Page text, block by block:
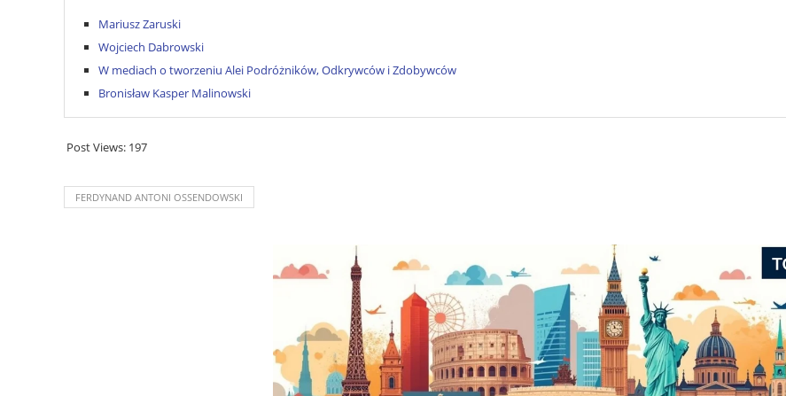
Mariusz Zaruski
Wojciech Dabrowski
W mediach o tworzeniu Alei Podróżników, Odkrywców i Zdobywców
Bronisław Kasper Malinowski
Post Views: 197
FERDYNAND ANTONI OSSENDOWSKI